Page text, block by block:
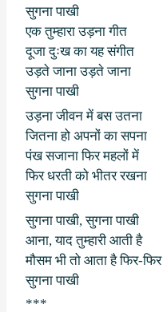
सुगना पाखी
एक तुम्हारा उड़ना गीत
दूजा दुःख का यह संगीत
उड़ते जाना उड़ते जाना
सुगना पाखी
उड़ना जीवन में बस उतना
जितना हो अपनों का सपना
पंख सजाना फिर महलों में
फिर धरती को भीतर रखना
सुगना पाखी
सुगना पाखी,सुगना पाखी
आना,याद तुम्हारी आती है
मौसम भी तो आता है फिर-फिर
सुगना पाखी
***